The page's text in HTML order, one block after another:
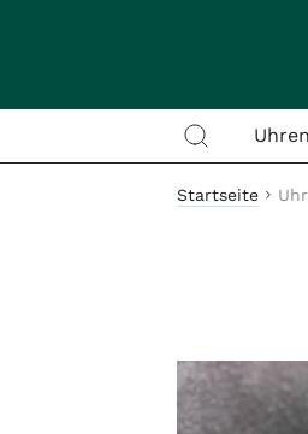
Startseite